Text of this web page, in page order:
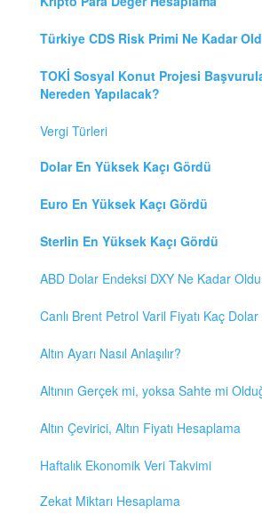
Türkiye CDS Risk Primi Ne Kadar
TOKİ Sosyal Konut Projesi
Nereden Yapılacak?
Vergi Türleri
Dolar En Yüksek Kaçı Gördü
Euro En Yüksek Kaçı Gördü
Sterlin En Yüksek Kaçı Gördü
ABD Dolar Endeksi DXY Ne Kadar Oldu
Canlı Brent Petrol Varil Fiyatı Kaç Dolar
Altın Ayarı Nasıl Anlaşılır?
Altının Gerçek mi, yoksa Sahte mi
Altın Çevirici, Altın Fiyatı Hesaplama
Haftalık Ekonomik Veri Takvimi
Zekat Miktarı Hesaplama